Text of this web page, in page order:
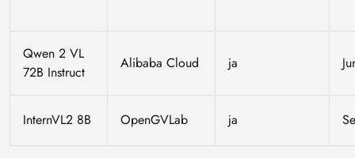
Qwen 2 VL
72B Instruct
Alibaba Cloud ja
InternVL2 8B OpenGVLab ja